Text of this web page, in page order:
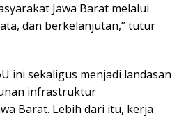
Jawa Barat melalui
dan berkelanjutan,” tutur
ini sekaligus menjadi landasan
infrastruktur
Barat. Lebih dari itu, kerja